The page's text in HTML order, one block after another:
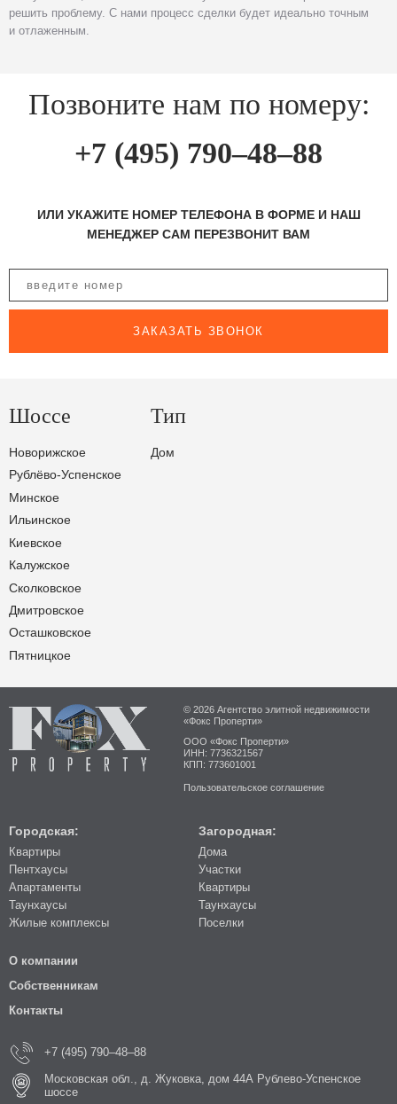
решить проблему. С нами процесс сделки будет идеально точным
и отлаженным.
Позвоните нам по номеру:
+7 (495) 790–48–88
ИЛИ УКАЖИТЕ НОМЕР ТЕЛЕФОНА В ФОРМЕ И НАШ
МЕНЕДЖЕР САМ ПЕРЕЗВОНИТ ВАМ
ЗАКАЗАТЬ ЗВОНОК
Шоссе
Новорижское
Рублёво-Успенское
Минское
Ильинское
Киевское
Калужское
Сколковское
Дмитровское
Осташковское
Пятницкое
Тип
Дом
© 2026 Агентство элитной недвижимости
«Фокс Проперти»
ООО «Фокс Проперти»
ИНН: 7736321567
КПП: 773601001
Пользовательское соглашение
Городская:
Квартиры
Пентхаусы
Апартаменты
Таунхаусы
Жилые комплексы
Загородная:
Дома
Участки
Квартиры
Таунхаусы
Поселки
О компании
Собственникам
Контакты
+7 (495) 790–48–88
Московская обл., д. Жуковка, дом 44А Рублево-Успенское
шоссе